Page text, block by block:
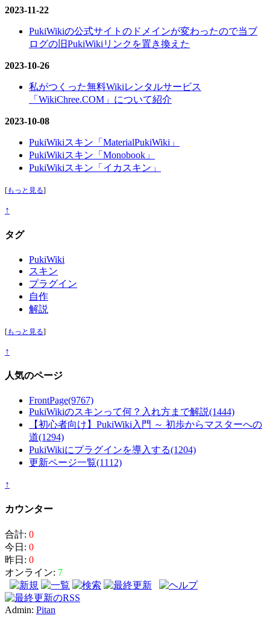
2023-11-22
PukiWikiの公式サイトのドメインが変わったので当ブ
ログの旧PukiWikiリンクを置き換えた
2023-10-26
私がつくった無料Wikiレンタルサービス
「WikiChree.COM」について紹介
2023-10-08
PukiWikiスキン「MaterialPukiWiki」
PukiWikiスキン「Monobook」
PukiWikiスキン「イカスキン」
[もっと見る]
↑
タグ
PukiWiki
スキン
プラグイン
自作
解説
[もっと見る]
↑
人気のページ
FrontPage(9767)
PukiWikiのスキンって何？入れ方まで解説(1444)
【初心者向け】PukiWiki入門 ～ 初歩からマスターへの
道(1294)
PukiWikiにプラグインを導入する(1204)
更新ページ一覧(1112)
↑
カウンター
合計: 0
今日: 0
昨日: 0
オンライン: 7
Admin: Pitan